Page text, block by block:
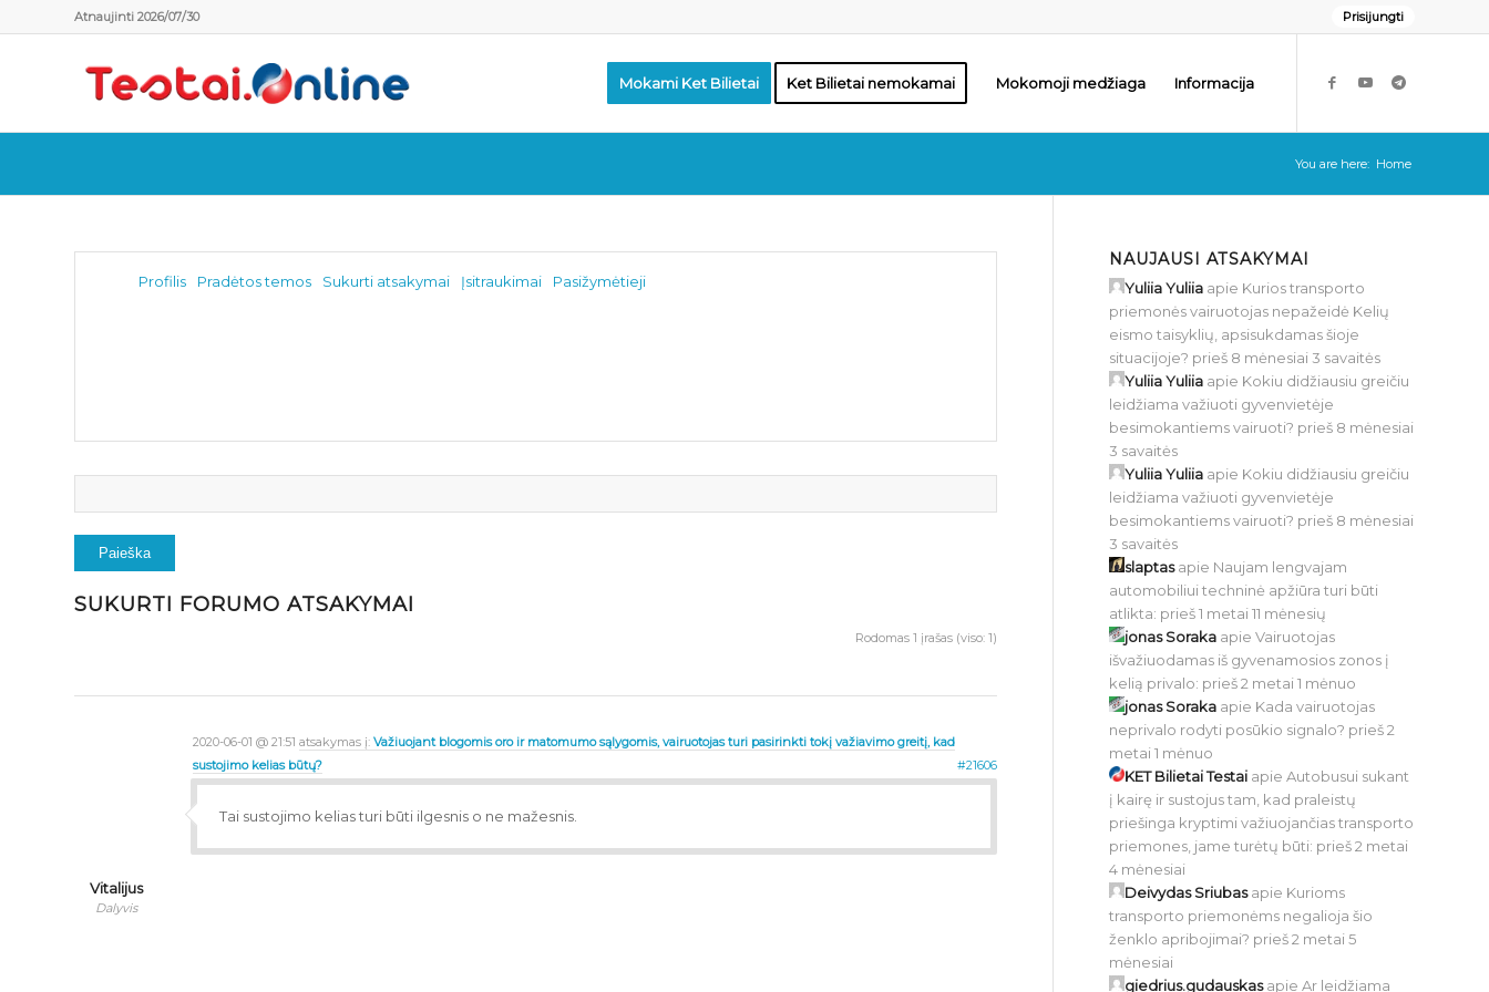
Prisijungti
Atnaujinti 2026/07/30
Mokami Ket Bilietai Ket Bilietai nemokamai Mokomoji medžiaga Informacija
You are here: Home
Profilis Pradėtos temos Sukurti atsakymai Įsitraukimai Pasižymėtieji
SUKURTI FORUMO ATSAKYMAI
Rodomas 1 įrašas (viso: 1)
2020-06-01 @ 21:51 atsakymas į: Važiuojant blogomis oro ir matomumo sąlygomis, vairuotojas turi pasirinkti tokį važiavimo greitį, kad
sustojimo kelias būtų?
#21606
Vitalijus
Dalyvis
Tai sustojimo kelias turi būti ilgesnis o ne mažesnis.
NAUJAUSI ATSAKYMAI
Yuliia Yuliia apie Kurios transporto
priemonės vairuotojas nepažeidė Kelių
eismo taisyklių, apsisukdamas šioje
situacijoje? prieš 8 mėnesiai 3 savaitės
Yuliia Yuliia apie Kokiu didžiausiu greičiu
leidžiama važiuoti gyvenvietėje
besimokantiems vairuoti? prieš 8 mėnesiai
3 savaitės
Yuliia Yuliia apie Kokiu didžiausiu greičiu
leidžiama važiuoti gyvenvietėje
besimokantiems vairuoti? prieš 8 mėnesiai
3 savaitės
slaptasapie Naujam lengvajam
automobiliui techninė apžiūra turi būti
atlikta: prieš 1 metai 11 mėnesių
jonas Soraka apieVairuotojas
išvažiuodamas iš gyvenamosios zonos į
kelią privalo: prieš 2 metai 1 mėnuo
jonas Soraka apie Kada vairuotojas
neprivalo rodyti posūkio signalo? prieš 2
metai 1 mėnuo
KET Bilietai Testai apieAutobusui sukant
į kairę ir sustojus tam, kad praleistų
priešinga kryptimi važiuojančias transporto
priemones, jame turėtų būti: prieš 2 metai
4 mėnesiai
Deivydas Sriubasapie Kurioms
transporto priemonėms negalioja šio
ženklo apribojimai? prieš 2 metai 5
mėnesiai
giedrius.gudauskasapieAr leidžiama